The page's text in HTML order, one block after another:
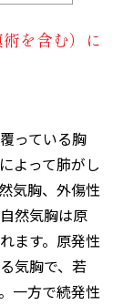
を含む）に
っている胸
よって肺がし
気胸、外傷性
然気胸は原
ます。原発性
気胸で、若
一方で続発性